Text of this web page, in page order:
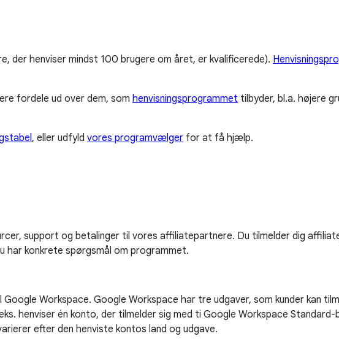
der henviser mindst 100 brugere om året, er kvalificerede).
fordele ud over dem, som henvisningsprogrammet tilbyder, bl.a. højere
, eller udfyld vores programvælger for at få hjælp.
support og betalinger til vores affiliatepartnere. Du tilmelder dig
har konkrete spørgsmål om programmet.
Workspace. Google Workspace har tre udgaver, som kunder kan
henviser én konto, der tilmelder sig med ti Google Workspace
efter den henviste kontos land og udgave.